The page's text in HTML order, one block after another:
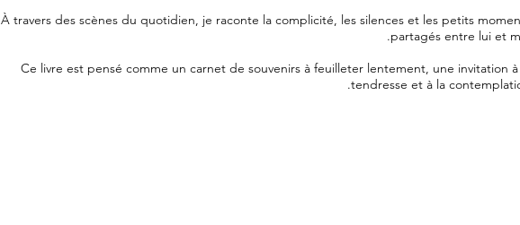
À travers des scènes du quotidien, je raconte la complicité, les silences et les petits
partagés entre lui et
Ce livre est pensé comme un carnet de souvenirs à feuilleter lentement, une invitation à
tendresse et à la